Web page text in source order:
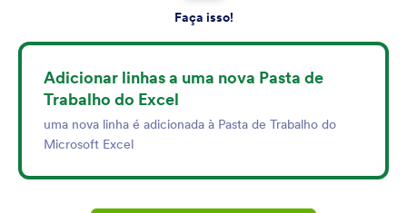
Faça isso!
Adicionar linhas a uma nova Pasta de
Trabalho do Excel
uma nova linha é adicionada à Pasta de Trabalho do
Microsoft Excel